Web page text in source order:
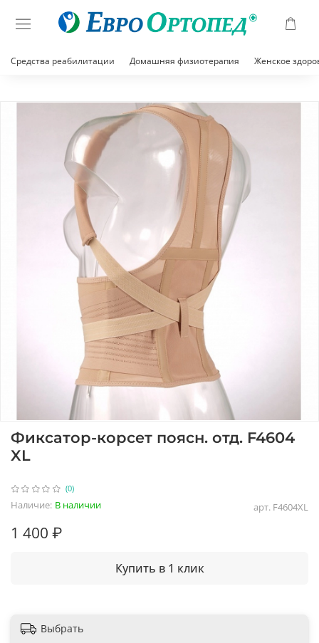
Средства реабилитации Домашняя физиотерапия Женское
(0)
арт. F4604XL
Наличие: В наличии
Фиксатор-корсет поясн. отд. F4604
XL
1 400 ₽
Купить в 1 клик
Выбрать